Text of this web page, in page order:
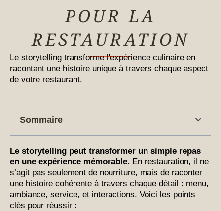
POUR LA
RESTAURATION
Le storytelling transforme l'expérience culinaire en
racontant une histoire unique à travers chaque aspect
de votre restaurant.
Le storytelling peut transformer un simple repas
en une expérience mémorable. En restauration, il ne
s’agit pas seulement de nourriture, mais de raconter
une histoire cohérente à travers chaque détail : menu,
ambiance, service, et interactions. Voici les points
clés pour réussir :
Sommaire